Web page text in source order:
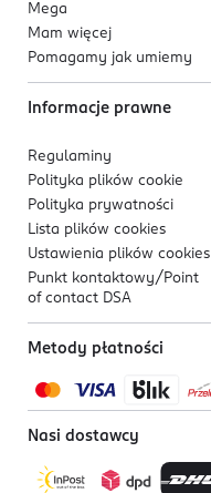
Mega
Mam więcej
Pomagamy jak umiemy
Informacje prawne
Regulaminy
Polityka plików cookie
Polityka prywatności
Lista plików cookies
Ustawienia plików cookies
Punkt kontaktowy/ Point
of contact DSA
Metody płatności
Nasi dostawcy